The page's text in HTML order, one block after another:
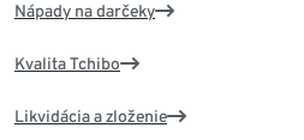
Nápady na darčeky
Kvalita Tchibo
Likvidácia a zloženie